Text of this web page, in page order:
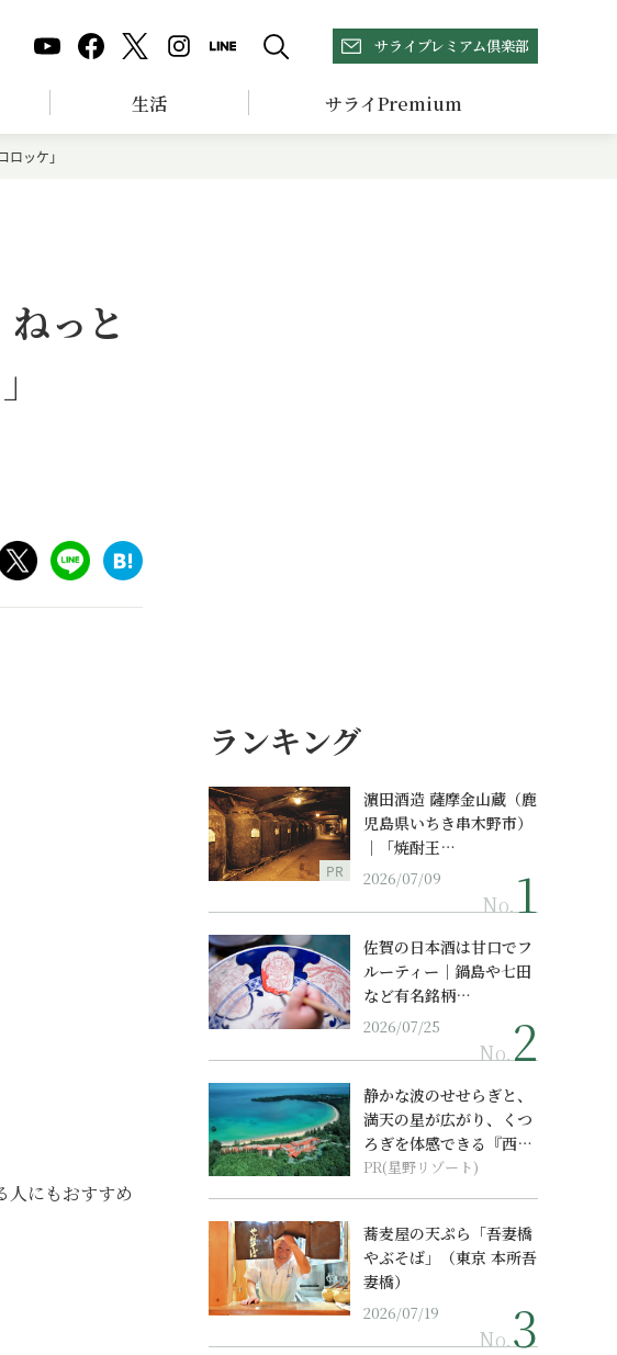
サライプレミアム倶楽部
生活 サライPremium
ッケ」
っと
人にもおすすめ
ランキング
PR
濵田酒造 薩摩金山蔵（鹿
児島県いちき串木野市）
｜「焼酎王…
2026/07/09
No.
佐賀の日本酒は甘口でフ
ルーティー｜鍋島や七田
など有名銘柄…
2026/07/25
No.
静かな波のせせらぎと、
満天の星が広がり、くつ
ろぎを体感できる『西表
島ホテル by...
PR(星野リゾート)
蕎麦屋の天ぷら「吾妻橋
やぶそば」（東京 本所吾
妻橋）
2026/07/19
No.